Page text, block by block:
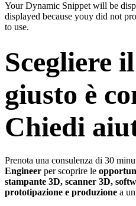
Your Dynamic Snippet will be
displayed because youy did not
to use.
Scegliere
giusto è
Chiedi
Prenota una consulenza di 30
Engineer per scoprire le
stampante 3D, scanner 3D,
prototipazione e produzione a